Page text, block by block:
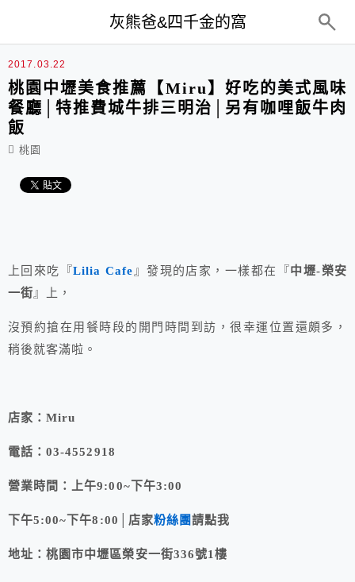
灰熊爸&四千金的窩
2017.03.22
桃園中壢美食推薦【Miru】好吃的美式風味
餐廳│特推費城牛排三明治│另有咖哩飯牛肉
飯
桃園
上回來吃『Lilia Cafe』發現的店家，一樣都在『中壢-榮安
一街』上，
沒預約搶在用餐時段的開門時間到訪，很幸運位置還頗多，
稍後就客滿啦。
店家：Miru
電話：03-4552918
營業時間：上午9:00~下午3:00
下午5:00~下午8:00│ 店家粉絲團請點我
地址：桃園市中壢區榮安一街336號1樓